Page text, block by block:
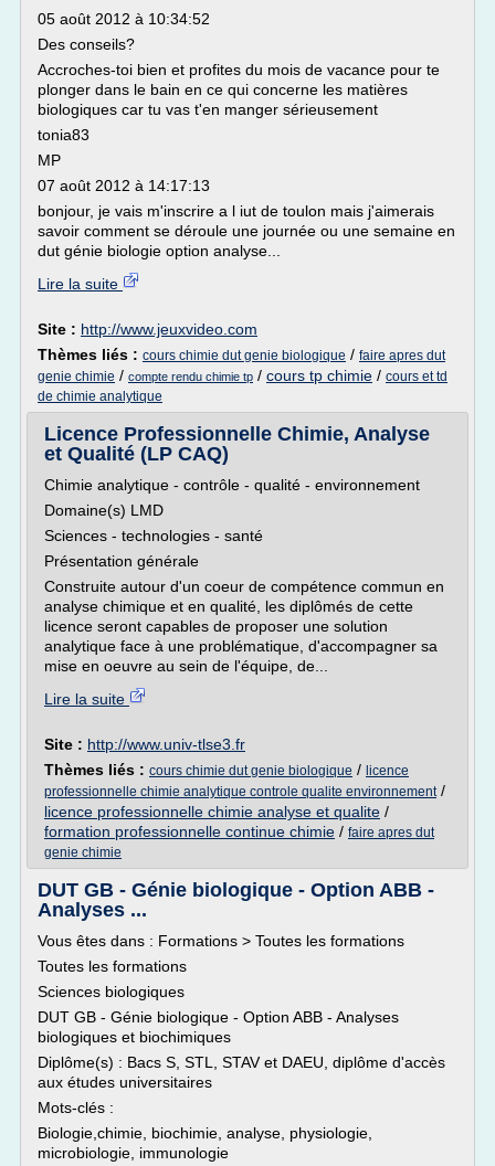
05 août 2012 à 10:34:52
Des conseils?
Accroches-toi bien et profites du mois de vacance pour te
plonger dans le bain en ce qui concerne les matières
biologiques car tu vas t'en manger sérieusement
tonia83
MP
07 août 2012 à 14:17:13
bonjour, je vais m'inscrire a l iut de toulon mais j'aimerais
savoir comment se déroule une journée ou une semaine en
dut génie biologie option analyse...
Lire la suite
Site : http://www.jeuxvideo.com
Thèmes liés : cours chimie dut genie biologique / faire apres dut
genie chimie / compte rendu chimie tp / cours tp chimie / cours et td
de chimie analytique
Licence Professionnelle Chimie, Analyse
et Qualité (LP CAQ)
Chimie analytique - contrôle - qualité - environnement
Domaine(s) LMD
Sciences - technologies - santé
Présentation générale
Construite autour d'un coeur de compétence commun en
analyse chimique et en qualité, les diplômés de cette
licence seront capables de proposer une solution
analytique face à une problématique, d'accompagner sa
mise en oeuvre au sein de l'équipe, de...
Lire la suite
Site : http://www.univ-tlse3.fr
Thèmes liés : cours chimie dut genie biologique / licence
professionnelle chimie analytique controle qualite environnement/
licence professionnelle chimie analyse et qualite /
formation professionnelle continue chimie / faire apres dut
genie chimie
DUT GB - Génie biologique - Option ABB -
Analyses ...
Vous êtes dans : Formations > Toutes les formations
Toutes les formations
Sciences biologiques
DUT GB - Génie biologique - Option ABB - Analyses
biologiques et biochimiques
Diplôme(s) : Bacs S, STL, STAV et DAEU, diplôme d'accès
aux études universitaires
Mots-clés :
Biologie,chimie, biochimie, analyse, physiologie,
microbiologie, immunologie